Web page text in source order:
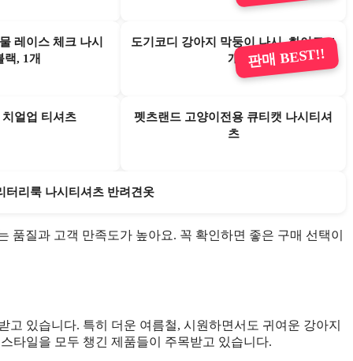
레이스 체크 나시
랙, 1개
도기코디 강아지 막둥이 나시, 화이트, 1
개
판매 BEST!!
얼업 티셔츠
펫츠랜드 고양이전용 큐티캣 나시티셔
츠
리룩 나시티셔츠 반려견옷
품질과 고객 만족도가 높아요. 꼭 확인하면 좋은 구매 선택이
있습니다. 특히 더운 여름철, 시원하면서도 귀여운 강아지
타일을 모두 챙긴 제품들이 주목받고 있습니다.